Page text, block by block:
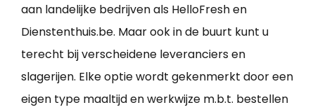
aan landelijke bedrijven als HelloFresh en
Dienstenthuis.be. Maar ook in de buurt kunt u
terecht bij verscheidene leveranciers en
slagerijen. Elke optie wordt gekenmerkt door een
eigen type maaltijd en werkwijze m.b.t. bestellen